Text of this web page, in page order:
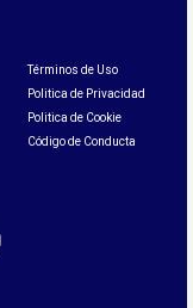
Términos de Uso
Politica de Privacidad
Politica de Cookie
Código de Conducta